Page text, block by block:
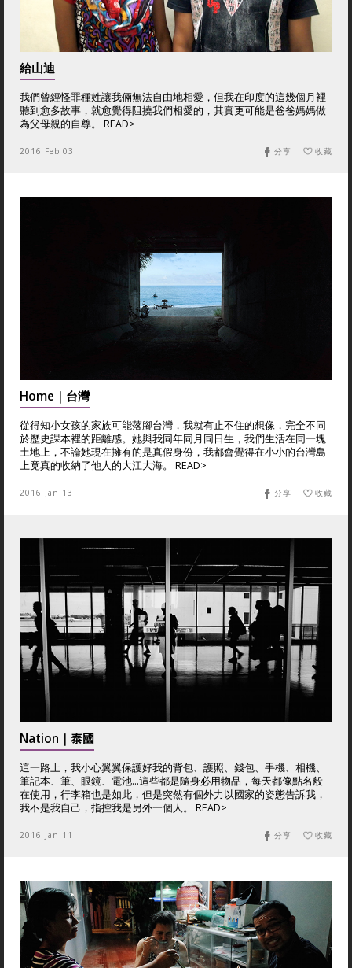
給山迪
我們曾經怪罪種姓讓我倆無法自由地相愛，但我在印度的這幾個月裡
聽到愈多故事，就愈覺得阻撓我們相愛的，其實更可能是爸爸媽媽做
為父母親的自尊。 READ>
2016 Feb 03 收藏
分享
Home｜台灣
從得知小女孩的家族可能落腳台灣，我就有止不住的想像，完全不同
於歷史課本裡的距離感。她與我同年同月同日生，我們生活在同一塊
土地上，不論她現在擁有的是真假身份，我都會覺得在小小的台灣島
上竟真的收納了他人的大江大海。 READ>
2016 Jan 13 收藏
分享
Nation｜泰國
這一路上，我小心翼翼保護好我的背包、護照、錢包、手機、相機、
筆記本、筆、眼鏡、電池…這些都是隨身必用物品，每天都像點名般
在使用，行李箱也是如此，但是突然有個外力以國家的姿態告訴我，
我不是我自己，指控我是另外一個人。 READ>
2016 Jan 11 收藏
分享